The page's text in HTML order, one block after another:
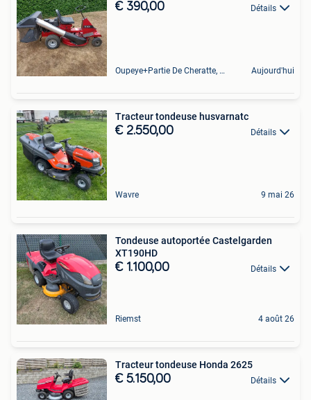
€ 390,00 Détails
Oupeye+Partie De Cheratte, Herstal Et Wandre Aujourd'hui
Tracteur tondeuse husvarnatc
€ 2.550,00 Détails
Wavre 9 mai 26
Tondeuse autoportée Castelgarden
XT190HD
€ 1.100,00 Détails
Riemst 4 août 26
Tracteur tondeuse Honda 2625
€ 5.150,00 Détails